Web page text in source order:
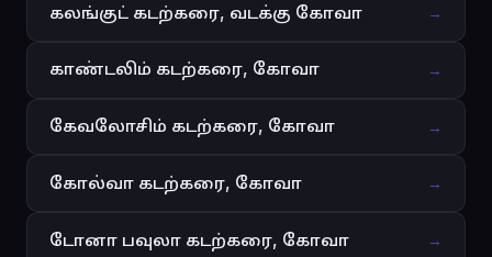
கலங்குட் கடற்கரை, வடக்கு கோவா →
காண்டலிம் கடற்கரை, கோவா →
கேவலோசிம் கடற்கரை, கோவா →
கோல்வா கடற்கரை, கோவா →
டோனா பவுலா கடற்கரை, கோவா →